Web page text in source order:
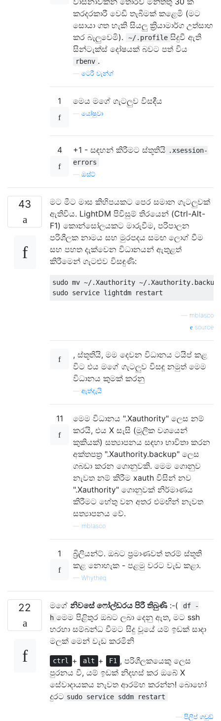
කරදරකාරී වෙඩි තැබීමක් කළෙමි (මට
සොයා ගත හැකි සියලු ක්‍රියාමාර්ග උත්සාහ
කර බැලුවෙමි).
~/.profile සිදුවී ඇති
සින්ටැක්ස් දෝෂයක් බවට පත් විය
rbenv .
ටෙරී වැන්ග්
1 මෙය මගේ ගැටලුව විසඳීය
යෝෂුවා
4 +1 - සඳහන් කිරීමට ස්තූතියි .xsession-
errors
ඔස්ට්
43
මට මීට මාස කිහිපයකට පෙර සමාන ගැටලුවක්
ඇතිවිය. LightDM පිවිසුම් තිරයෙන් (Ctrl-Alt-
F1) කොන්සෝලයකට මාරුවීම, පරිපාලන
පරිශීලක නාමය සහ මුරපදය සමඟ ලොග් වීම
සහ පහත දැක්වෙන විධානයන් ඇතුළත්
කිරීමෙන් ගැටළුව විසඳුණි:
sudo mv ~/.Xauthority ~/.Xauthority.backup
mblasco
source
, ස්තූතියි, මම දෙවන විධානය ටයිප් කළ
විට එය මගේ ගැටලුව විසඳූ නමුත් මෙම
විධානය කුමක් කරනු
ඇත්දැයි
11
මෙම විධානය ".Xauthority" ලෙස නම්
කරයි, එය X සැසි (මූලික වශයෙන්
කුකියක්) සත්‍යාපනය සඳහා භාවිතා කරන
අක්තපත්‍ර ".Xauthority.backup" ලෙස
ගබඩා කරන ගොනුවකි. මෙම ගොනුව
නැවත නම් කිරීම xauth විසින් නව
".Xauthority" ගොනුවක් නිර්මාණය
කිරීමට හේතු වන අතර එමඟින් නැවත
සත්‍යාපනය වේ.
mblasco
1
බ්‍රිලියන්ට්. ඔබට ප්‍රමාණවත් තරම් ස්තූති
කළ නොහැක - පළමු වරට වැඩ කළා.
— Whytheq
22 මගේ නිවසේ ෆෝල්ඩරය පිරී තිබුණි :-(
df -
h මෙම පිළිතුර ඔබට ලබා දෙනු ඇත, මට ssh
හරහා සම්බන්ධ වීමට සිදු වූයේ යම් ඉඩක් සාදා
මලක් මෙන් වැඩ කරමිනි
ctrl + alt + F1 , පරිශීලකයෙකු ලෙස
පුරනය වී, යම් ඉඩක් නිදහස් කර ඔබේ X
සේවාදායකය නැවත ආරම්භ කරන්න! බොහෝ
දුරට sudo service sddm restart
පිලිප් ගචූඩ්